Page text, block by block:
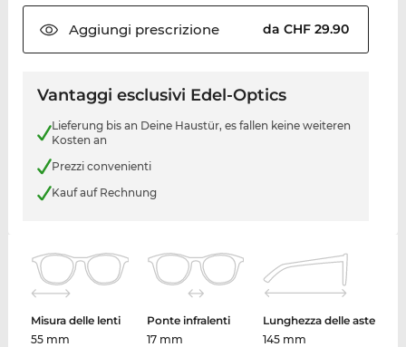
Aggiungi prescrizione da CHF 29.90
Vantaggi esclusivi Edel-Optics
Lieferung bis an Deine Haustür, es fallen keine weiteren
Kosten an
Prezzi convenienti
Kauf auf Rechnung
Misura delle lenti
55 mm
Ponte infralenti
17 mm
Lunghezza delle aste
145 mm